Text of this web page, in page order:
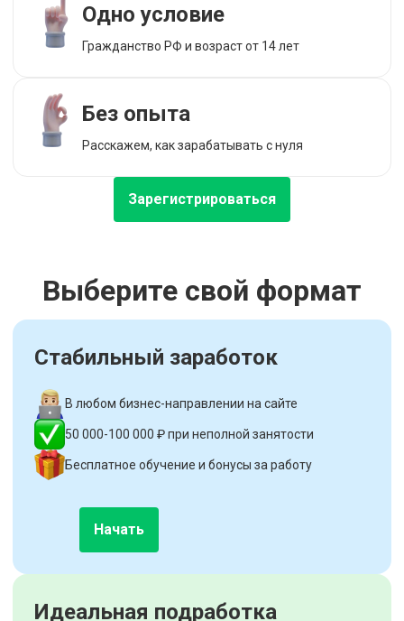
Одно условие
Гражданство РФ и возраст от 14 лет
Без опыта
Расскажем, как зарабатывать с нуля
Зарегистрироваться
Выберите свой формат
Стабильный заработок
В любом бизнес-направлении на сайте
50 000-100 000 ₽ при неполной занятости
Бесплатное обучение и бонусы за работу
Начать
Идеальная подработка